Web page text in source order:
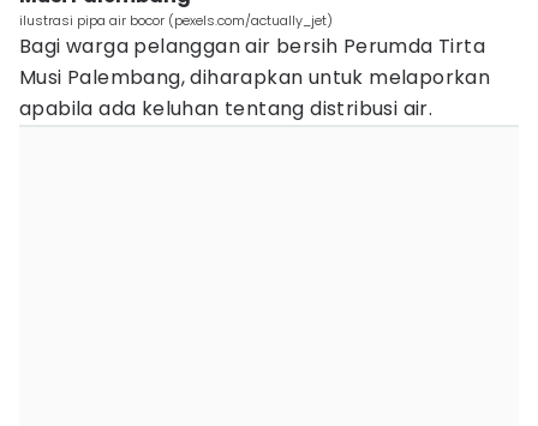
ilustrasi pipa air bocor (pexels.com/actually_jet)
Bagi warga pelanggan air bersih Perumda Tirta
Musi Palembang, diharapkan untuk melaporkan
apabila ada keluhan tentang distribusi air.